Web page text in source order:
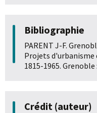
Bibliographie
PARENT J-F.
Projets
1815-1965. Grenoble
Crédit (auteur)